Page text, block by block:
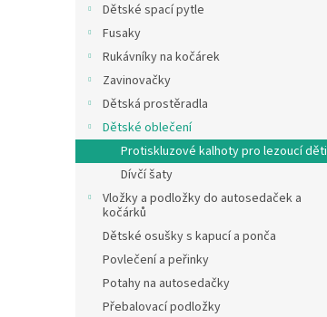
l
Dětské spací pytle
Fusaky
Rukávníky na kočárek
Zavinovačky
Dětská prostěradla
Dětské oblečení
Protiskluzové kalhoty pro lezoucí děti
Dívčí šaty
Vložky a podložky do autosedaček a
kočárků
Dětské osušky s kapucí a ponča
Povlečení a peřinky
Potahy na autosedačky
Přebalovací podložky